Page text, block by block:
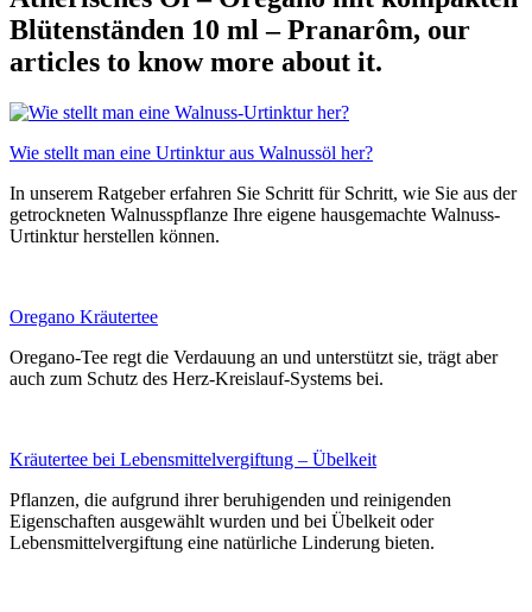
Blütenständen 10 ml – Pranarôm, our
articles to know more about it.
Wie stellt man eine Urtinktur aus Walnussöl her?
In unserem Ratgeber erfahren Sie Schritt für Schritt, wie Sie aus der
getrockneten Walnusspflanze Ihre eigene hausgemachte Walnuss-
Urtinktur herstellen können.
Oregano Kräutertee
Oregano-Tee regt die Verdauung an und unterstützt sie, trägt aber
auch zum Schutz des Herz-Kreislauf-Systems bei.
Kräutertee bei Lebensmittelvergiftung – Übelkeit
Pflanzen, die aufgrund ihrer beruhigenden und reinigenden
Eigenschaften ausgewählt wurden und bei Übelkeit oder
Lebensmittelvergiftung eine natürliche Linderung bieten.